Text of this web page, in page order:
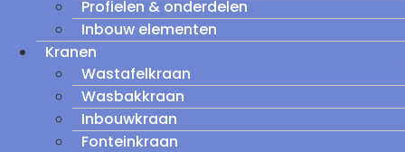
Profielen & onderdelen
Inbouw elementen
Kranen
Wastafelkraan
Wasbakkraan
Inbouwkraan
Fonteinkraan